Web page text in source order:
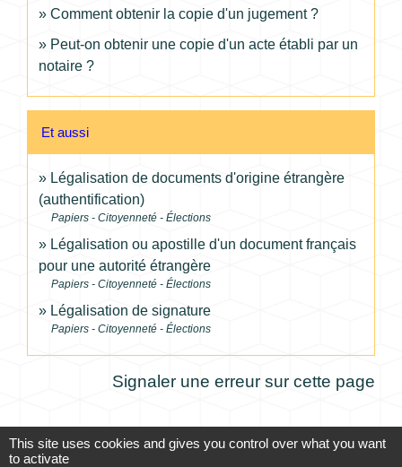
Comment obtenir la copie d'un jugement ?
Peut-on obtenir une copie d'un acte établi par un
notaire ?
Et aussi
Légalisation de documents d'origine étrangère
(authentification)
Papiers - Citoyenneté - Élections
Légalisation ou apostille d'un document français
pour une autorité étrangère
Papiers - Citoyenneté - Élections
Légalisation de signature
Papiers - Citoyenneté - Élections
Signaler une erreur sur cette page
This site uses cookies and gives you control over what you want
to activate